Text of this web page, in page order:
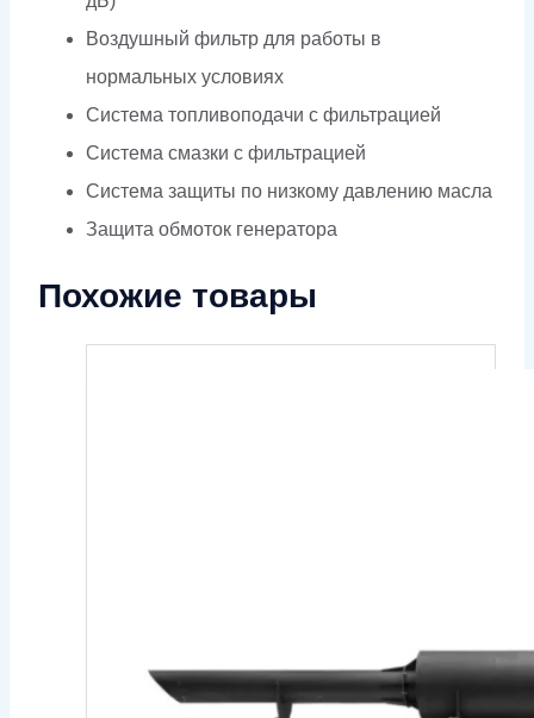
Воздушный фильтр для работы в
нормальных условиях
Система топливоподачи с фильтрацией
Система смазки с фильтрацией
Система защиты по низкому давлению масла
Защита обмоток генератора
Похожие товары